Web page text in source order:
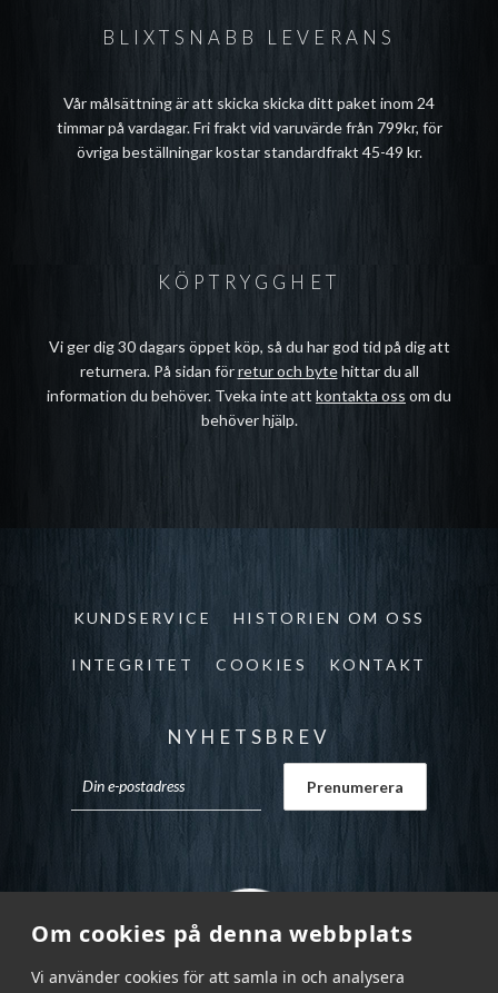
Om cookies på denna webbplats
Vi använder cookies för att samla in och analysera
BLIXTSNABB LEVERANS
Vår målsättning är att skicka skicka ditt paket inom 24
timmar på vardagar. Fri frakt vid varuvärde från 799kr, för
övriga beställningar kostar standardfrakt 45-49 kr.
KÖPTRYGGHET
Vi ger dig 30 dagars öppet köp, så du har god tid på dig att
returnera. På sidan förretur och bytehittar du all
information du behöver. Tveka inte att kontakta oss om du
behöver hjälp.
KUNDSERVICE HISTORIEN OM OSS
INTEGRITET COOKIES KONTAKT
NYHETSBREV